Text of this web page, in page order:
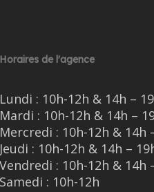
Horaires de l'agence
Lundi : 10h-12h & 14h –
Mardi : 10h-12h & 14h –
Mercredi : 10h-12h & 14h
Jeudi : 10h-12h & 14h –
Vendredi : 10h-12h & 14h
Samedi : 10h-12h